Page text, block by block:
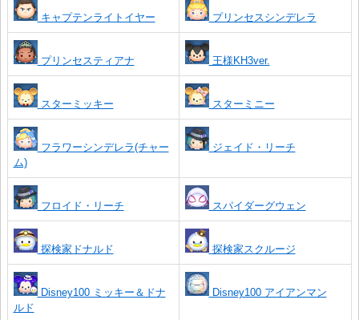
キャプテンライトイヤー プリンセスシンデレラ
プリンセスティアナ 王様KH3ver.
スターミッキー スターミニー
フラワーシンデレラ(チャー
ム)
ジェイド・リーチ
フロイド・リーチ スパイダーグウェン
探検家ドナルド 探検家スクルージ
Disney100 ミッキー＆ドナ
ルド
Disney100 アイアンマン